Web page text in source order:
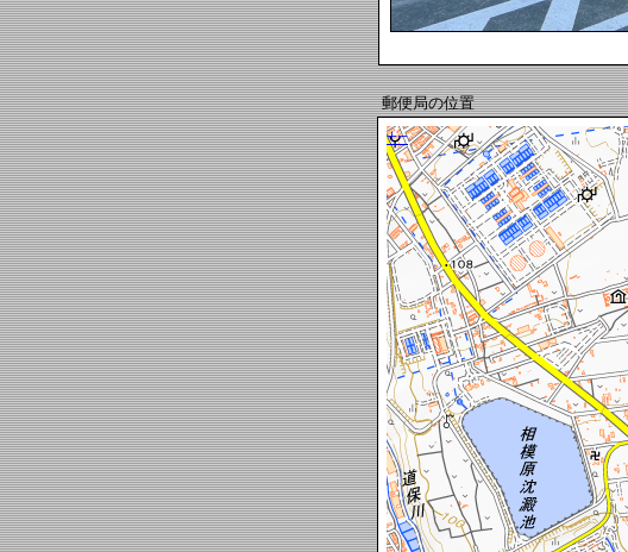
郵便局の位置